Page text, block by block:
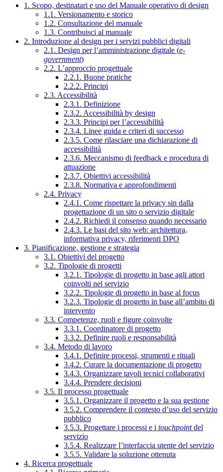
1. Scopo, destinatari e uso del Manuale operativo di design
1.1. Versionamento e storico
1.2. Consultazione del manuale
1.3. Contribuisci al manuale
2. Introduzione al design per i servizi pubblici digitali
2.1. Design per l’amministrazione digitale (e-
government)
2.2. L’approccio progettuale
2.2.1. Buone pratiche
2.2.2. Principi
2.3. Accessibilità
2.3.1. Definizione
2.3.2. Accessibilità by design
2.3.3. Principi per l’accessibilità
2.3.4. Linee guida e criteri di successo
2.3.5. Come rilasciare una dichiarazione di
accessibilità
2.3.6. Meccanismo di feedback e procedura di
attuazione
2.3.7. Obiettivi accessibilità
2.3.8. Normativa e approfondimenti
2.4. Privacy
2.4.1. Come rispettare la privacy sin dalla
progettazione di un sito o servizio digitale
2.4.2. Richiedi il consenso quando necessario
2.4.3. Le basi del sito web: architettura,
informativa privacy, riferimenti DPO
3. Pianificazione, gestione e strategia
3.1. Obiettivi del progetto
3.2. Tipologie di progetti
3.2.1. Tipologie di progetto in base agli attori
coinvolti nel servizio
3.2.2. Tipologie di progetto in base al focus
3.2.3. Tipologie di progetto in base all’ambito di
intervento
3.3. Competenze, ruoli e figure coinvolte
3.3.1. Coordinatore di progetto
3.3.2. Definire ruoli e responsabilità
3.4. Metodo di lavoro
3.4.1. Definire processi, strumenti e rituali
3.4.2. Curare la documentazione di progetto
3.4.3. Organizzare tavoli tecnici collaborativi
3.4.4. Prendere decisioni
3.5. Il processo progettuale
3.5.1. Organizzare il progetto e la sua gestione
3.5.2. Comprendere il contesto d’uso del servizio
pubblico
3.5.3. Progettare i processi e i touchpointdel
servizio
3.5.4. Realizzare l’interfaccia utente del servizio
3.5.5. Validare la soluzione ottenuta
4. Ricerca progettuale